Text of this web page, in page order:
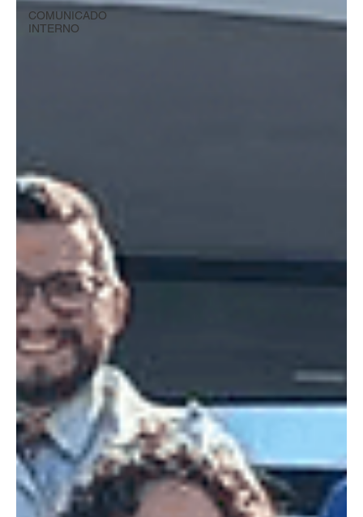
COMUNICADO
INTERNO